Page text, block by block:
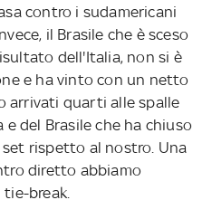
contro i sudamericani
il Brasile che è sceso
dell'Italia, non si è
e ha vinto con un netto
arrivati quarti alle spalle
e del Brasile che ha chiuso
rispetto al nostro. Una
diretto abbiamo
break.